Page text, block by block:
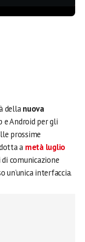
dellanuova
e Android per gli
prossime
a metà luglio
comunicazione
un’unica interfaccia.